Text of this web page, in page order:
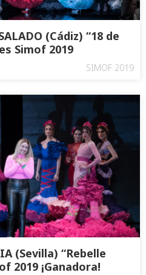
(Cádiz) “18 de
Simof 2019
SIMOF 2019
(Sevilla) “Rebelle
2019 ¡Ganadora!